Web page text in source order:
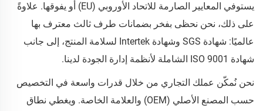
يستوفي المعايير الصارمة للاتحاد الأوروبي (EU) أو يفوقها. علاوةً
على ذلك، نحن نحظى بفخر بضمانات طرف ثالث معترف بها
عالميًا: شهادة SGS وشهادة Intertek لسلامة المنتج، إلى جانب
شهادة ISO 9001 الشاملة لأنظمة إدارة الجودة لدينا.
نحن نُمكّن عملك التجاري من خلال قدرات واسعة في التخصيص
حسب المصنع الأصلي (OEM) والعلامة الخاصة. ويغطي نطاق